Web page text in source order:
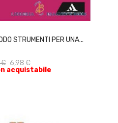
STRUMENTI PER UNA...
€ 6,98 €
acquistabile
ACQUISTA